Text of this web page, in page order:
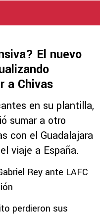
El nuevo
a Chivas
en su plantilla,
sumar a otro
con el Guadalajara
viaje a España.
Rey ante LAFC
perdieron sus